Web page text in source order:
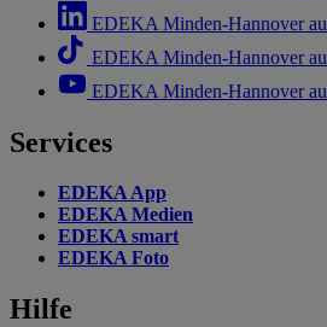
EDEKA Minden-Hannover
EDEKA Minden-Hannover
EDEKA Minden-Hannover
Services
EDEKA App
EDEKA Medien
EDEKA smart
EDEKA Foto
Hilfe